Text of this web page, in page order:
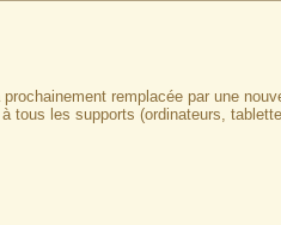
remplacée par une
tous les supports (ordinateurs,